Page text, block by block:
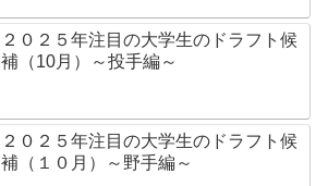
２０２５年注目の大学生のドラフト候
補（10月）～投手編～
２０２５年注目の大学生のドラフト候
補（１０月）～野手編～